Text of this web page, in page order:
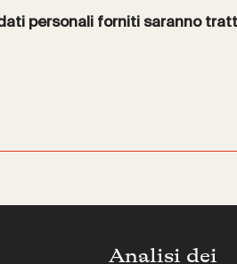
personali forniti saranno
Analisi dei